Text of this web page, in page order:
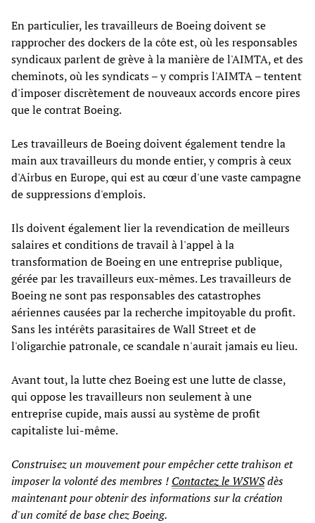
En particulier, les travailleurs de Boeing doivent se
rapprocher des dockers de la côte est, où les responsables
syndicaux parlent de grève à la manière de l'AIMTA, et des
cheminots, où les syndicats – y compris l'AIMTA – tentent
d'imposer discrètement de nouveaux accords encore pires
que le contrat Boeing.
Les travailleurs de Boeing doivent également tendre la
main aux travailleurs du monde entier, y compris à ceux
d'Airbus en Europe, qui est au cœur d'une vaste campagne
de suppressions d'emplois.
Ils doivent également lier la revendication de meilleurs
salaires et conditions de travail à l'appel à la
transformation de Boeing en une entreprise publique,
gérée par les travailleurs eux-mêmes. Les travailleurs de
Boeing ne sont pas responsables des catastrophes
aériennes causées par la recherche impitoyable du profit.
Sans les intérêts parasitaires de Wall Street et de
l'oligarchie patronale, ce scandale n'aurait jamais eu lieu.
Avant tout, la lutte chez Boeing est une lutte de classe,
qui oppose les travailleurs non seulement à une
entreprise cupide, mais aussi au système de profit
capitaliste lui-même.
Construisez un mouvement pour empêcher cette trahison et
imposer la volonté des membres ! Contactez le WSWSdès
maintenant pour obtenir des informations sur la création
d'un comité de base chez Boeing.